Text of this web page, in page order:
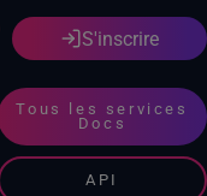
S'inscrire
Tous les services
Docs
API